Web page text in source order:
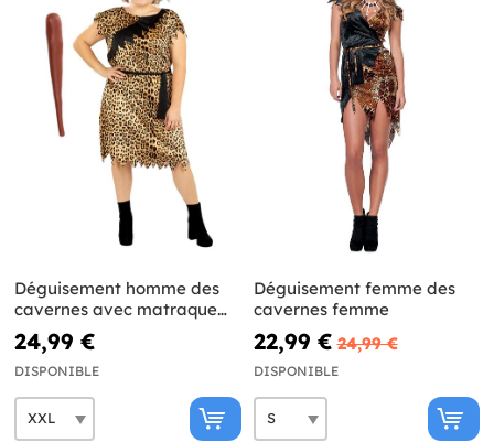
Déguisement homme des
cavernes avec matraque
grande taille
24,99 €
DISPONIBLE
Déguisement femme des
cavernes femme
22,99 € 24,99 €
DISPONIBLE